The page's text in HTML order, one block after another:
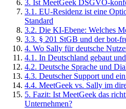
3. Ist MeetGeek DSGVO-
3.1 . EU-Residenz ist eine
Standard
3.2. Die KI-Ebene: Welches
3.3. § 201 StGB und der bot-
4. Wo Sally für deutsche
4.1 . In Deutschland gebaut
4.2. Deutsche Sprache und
4.3. Deutscher Support und
4.4. MeetGeek vs. Sally im
5. Fazit: Ist MeetGeek das
Unternehmen?